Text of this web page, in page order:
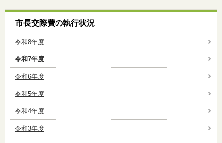
市長交際費の執行状況
令和8年度
令和7年度
令和6年度
令和5年度
令和4年度
令和3年度